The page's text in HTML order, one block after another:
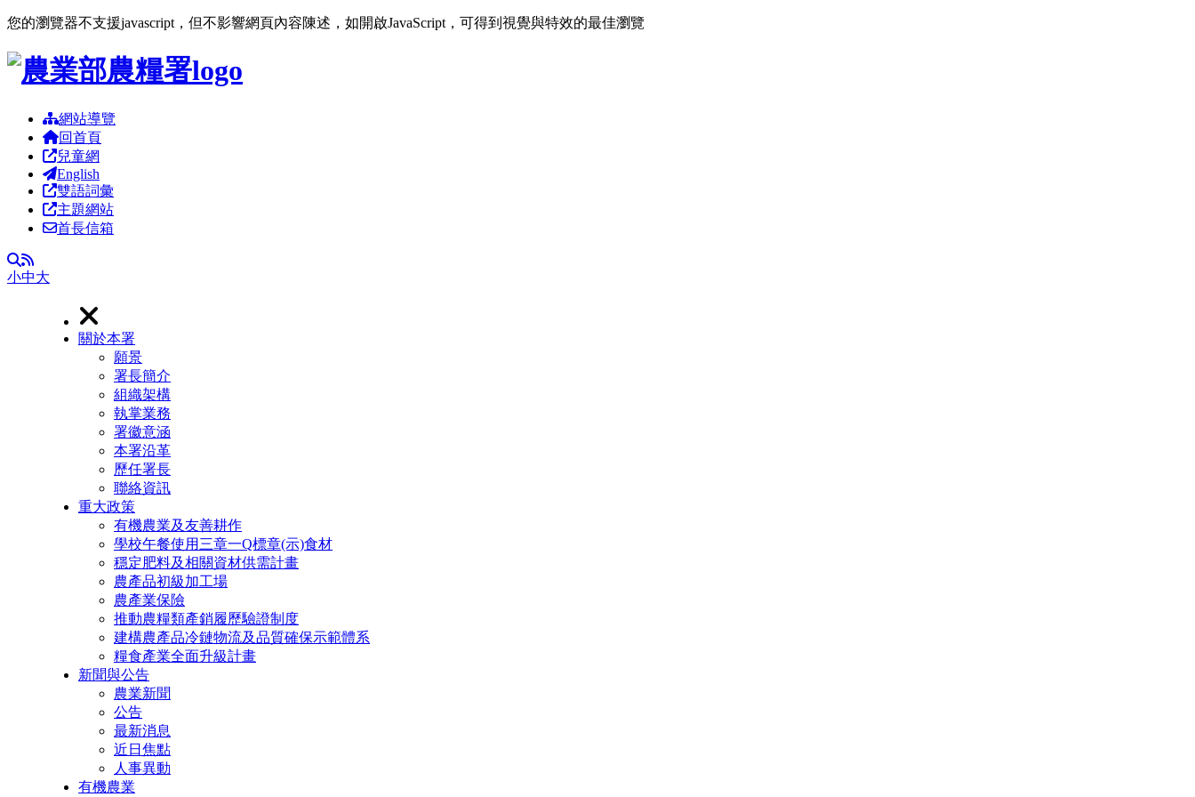
您的瀏覽器不支援javascript，但不影響網頁內容陳述，如開啟JavaScript，可得到視覺與特效的最佳瀏覽
跳到主要內容區塊
網站導覽
回首頁
兒童網
English
雙語詞彙
主題網站
首長信箱
全文檢索
RSS
小中大
關於本署
願景
署長簡介
組織架構
執掌業務
署徽意涵
本署沿革
歷任署長
聯絡資訊
重大政策
有機農業及友善耕作
學校午餐使用三章一Q標章(示)食材
穩定肥料及相關資材供需計畫
農產品初級加工場
農產業保險
推動農糧類產銷履歷驗證制度
建構農產品冷鏈物流及品質確保示範體系
糧食產業全面升級計畫
新聞與公告
農業新聞
公告
最新消息
近日焦點
人事異動
有機農業